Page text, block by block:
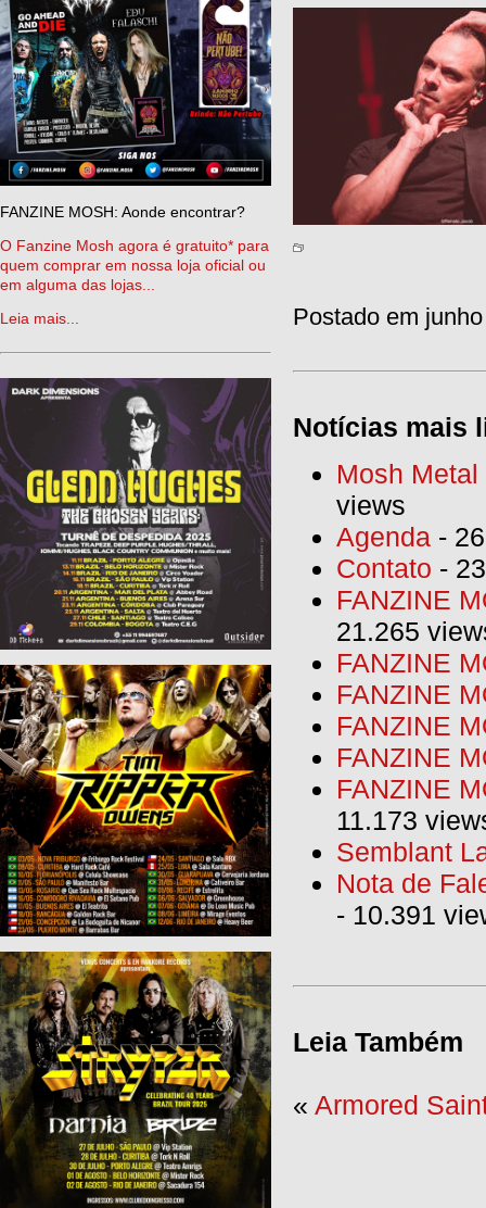
FANZINE MOSH: Aonde encontrar?
O Fanzine Mosh agora é gratuito* para
quem comprar em nossa loja oficial ou
em alguma das lojas...
Leia mais...
Postado em
Notícias mais
Mosh
views
Agenda -
Contato -
FANZINE
21.265
FANZINE
FANZINE
FANZINE
FANZINE
FANZINE
11.173
Semblant
Nota de
- 10.391
Leia Também
« Armored